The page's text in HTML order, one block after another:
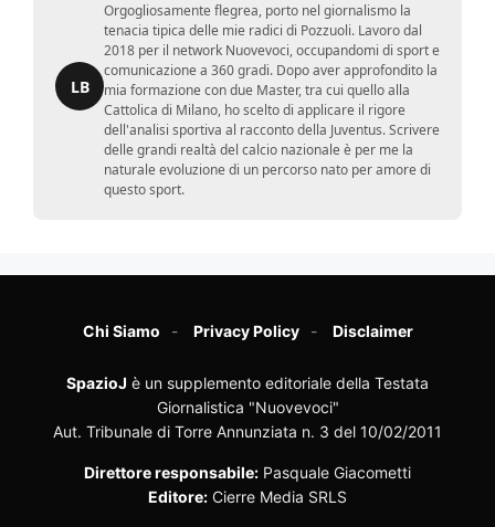
LB
Orgogliosamente flegrea, porto nel giornalismo la
tenacia tipica delle mie radici di Pozzuoli. Lavoro dal
2018 per il network Nuovevoci, occupandomi di sport e
comunicazione a 360 gradi. Dopo aver approfondito la
mia formazione con due Master, tra cui quello alla
Cattolica di Milano, ho scelto di applicare il rigore
dell'analisi sportiva al racconto della Juventus. Scrivere
delle grandi realtà del calcio nazionale è per me la
naturale evoluzione di un percorso nato per amore di
questo sport.
Chi Siamo Privacy Policy Disclaimer
SpazioJ è un supplemento editoriale della Testata
Giornalistica "Nuovevoci"
Aut. Tribunale di Torre Annunziata n. 3 del 10/02/2011
Direttore responsabile: Pasquale Giacometti
Editore: Cierre Media SRLS